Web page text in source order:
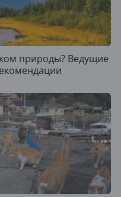
природы? Ведущие